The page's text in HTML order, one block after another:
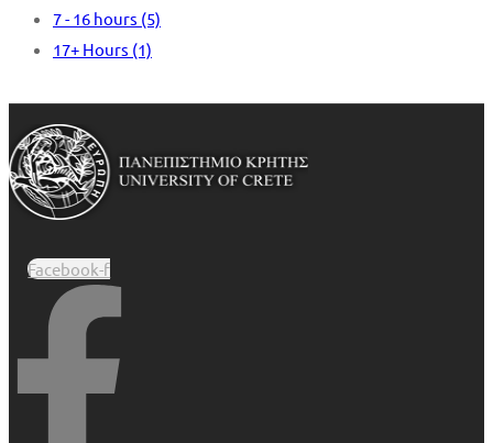
7 - 16 hours (5)
17+ Hours (1)
Facebook-f